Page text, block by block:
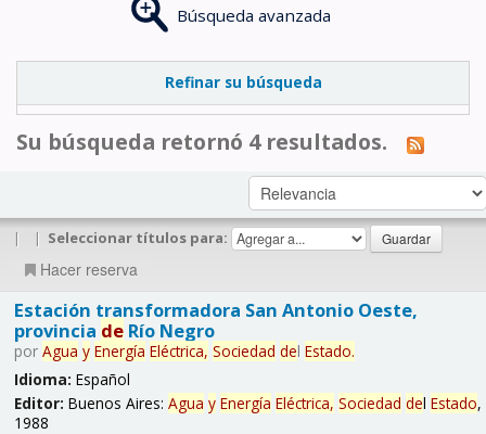
Búsqueda avanzada
Refinar su búsqueda
Su búsqueda retornó 4 resultados.
| | Seleccionar títulos para:
Hacer reserva
Estación transformadora San Antonio Oeste,
provincia deRío Negro
por Agua y Energía Eléctrica, Sociedad del Estado.
Idioma: Español
Editor: Buenos Aires: Agua y Energía Eléctrica, Sociedad del Estado,
1988